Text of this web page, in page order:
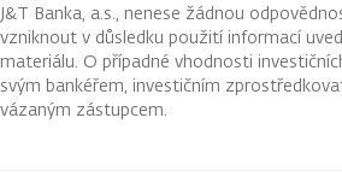
J&T Banka, a.s., nenese žádnou
vzniknout v důsledku použití informací
materiálu. O případné vhodnosti
svým bankéřem, investičním
vázaným zástupcem.